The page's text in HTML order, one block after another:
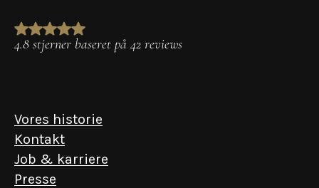
4.8 stjerner baseret på 42 reviews
Vores historie
Kontakt
Job & karriere
Presse